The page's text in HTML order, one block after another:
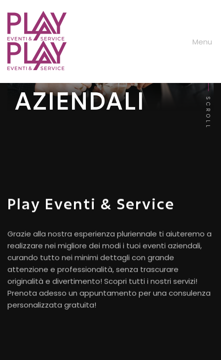
Menu
Eventi
EVENTI
AZIENDALI
SCROLL
Play Eventi & Service
Grazie alla nostra esperienza pluriennale ti aiuteremo a
realizzare nei migliore dei modi i tuoi eventi aziendali,
curando tutto nei minimi dettagli con grande
attenzione e professionalità, senza trascurare
originalità e divertimento! Scopri tutti i nostri servizi!
Prenota adesso un appuntamento per una consulenza
personalizzata gratuita!